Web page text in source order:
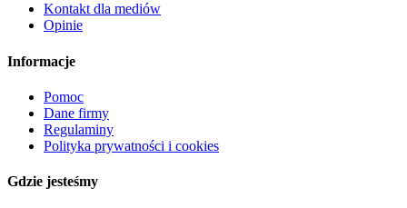
Kontakt dla mediów
Opinie
Informacje
Pomoc
Dane firmy
Regulaminy
Polityka prywatności i cookies
Gdzie jesteśmy